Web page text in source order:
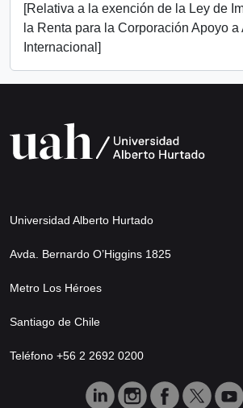
[Relativa a la exención de la Ley de
la Renta para la Corporación Apoyo a
Internacional]
Universidad Alberto Hurtado
Avda. Bernardo O’Higgins 1825
Metro Los Héroes
Santiago de Chile
Teléfono +56 2 2692 0200